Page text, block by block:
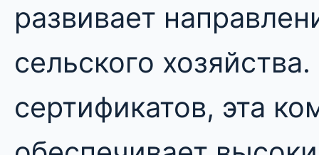
развивает
сельского
сертификатов, эта